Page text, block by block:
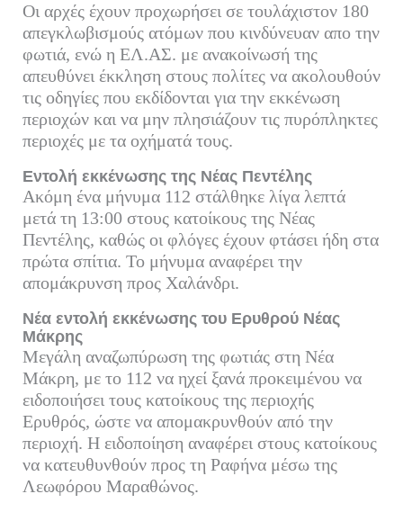
Οι αρχές έχουν προχωρήσει σε τουλάχιστον 180
απεγκλωβισμούς ατόμων που κινδύνευαν απο την
φωτιά, ενώ η ΕΛ.ΑΣ. με ανακοίνωσή της
απευθύνει έκκληση στους πολίτες να ακολουθούν
τις οδηγίες που εκδίδονται για την εκκένωση
περιοχών και να μην πλησιάζουν τις πυρόπληκτες
περιοχές με τα οχήματά τους.
Εντολή εκκένωσης της Νέας Πεντέλης
Ακόμη ένα μήνυμα 112 στάλθηκε λίγα λεπτά
μετά τη 13:00 στους κατοίκους της Νέας
Πεντέλης, καθώς οι φλόγες έχουν φτάσει ήδη στα
πρώτα σπίτια. Το μήνυμα αναφέρει την
απομάκρυνση προς Χαλάνδρι.
Νέα εντολή εκκένωσης του Ερυθρού Νέας
Μάκρης
Μεγάλη αναζωπύρωση της φωτιάς στη Νέα
Μάκρη, με το 112 να ηχεί ξανά προκειμένου να
ειδοποιήσει τους κατοίκους της περιοχής
Ερυθρός, ώστε να απομακρυνθούν από την
περιοχή. Η ειδοποίηση αναφέρει στους κατοίκους
να κατευθυνθούν προς τη Ραφήνα μέσω της
Λεωφόρου Μαραθώνος.